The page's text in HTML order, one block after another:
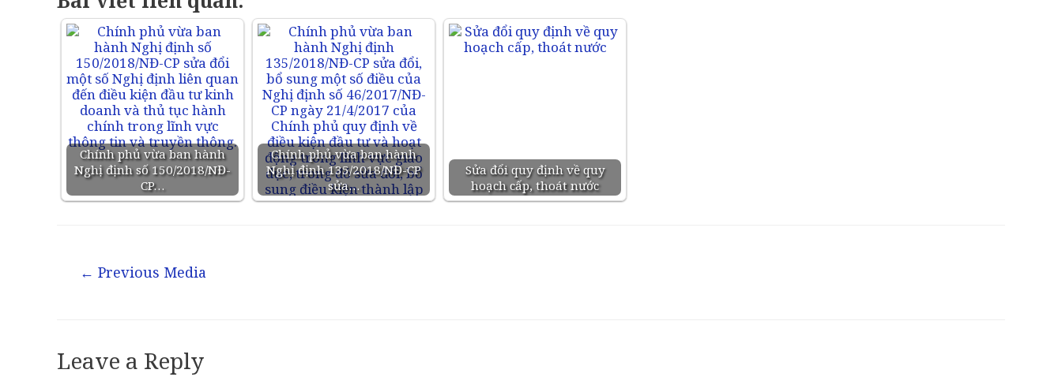
Chính phủ vừa ban hành
Nghị định số 150/2018/NĐ-
CP…
Chính phủ vừa ban hành
Nghị định 135/2018/NĐ-CP
sửa…
Sửa đổi quy định về quy
hoạch cấp, thoát nước
← Previous Media
Leave a Reply